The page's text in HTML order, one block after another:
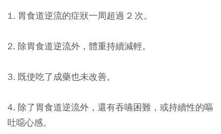
1. 胃食道逆流的症狀一周超過 2 次。
2. 除胃食道逆流外，體重持續減輕。
3. 既使吃了成藥也未改善。
4. 除了胃食道逆流外，還有吞嚥困難，或持續性的嘔
吐噁心感。